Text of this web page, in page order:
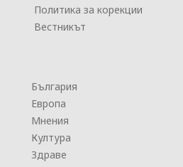
Политика за корекции
Вестникът
България
Европа
Мнения
Култура
Здраве